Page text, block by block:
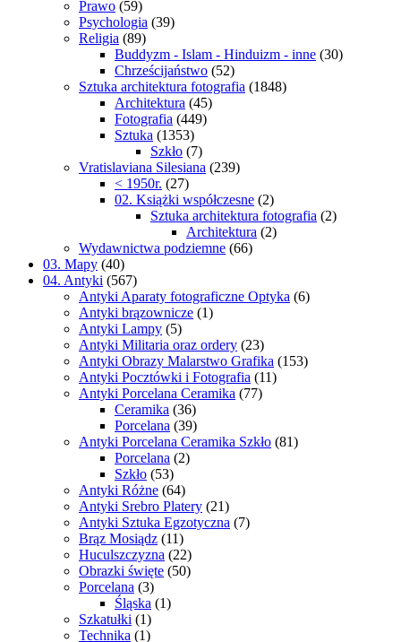
Prawo (59)
Psychologia (39)
Religia (89)
Buddyzm - Islam - Hinduizm - inne (30)
Chrześcijaństwo (52)
Sztuka architektura fotografia (1848)
Architektura (45)
Fotografia (449)
Sztuka (1353)
Szkło (7)
Vratislaviana Silesiana (239)
< 1950r. (27)
02. Książki współczesne (2)
Sztuka architektura fotografia (2)
Architektura (2)
Wydawnictwa podziemne (66)
03. Mapy (40)
04. Antyki (567)
Antyki Aparaty fotograficzne Optyka (6)
Antyki brązownicze (1)
Antyki Lampy (5)
Antyki Militaria oraz ordery (23)
Antyki Obrazy Malarstwo Grafika (153)
Antyki Pocztówki i Fotografia (11)
Antyki Porcelana Ceramika (77)
Ceramika (36)
Porcelana (39)
Antyki Porcelana Ceramika Szkło (81)
Porcelana (2)
Szkło (53)
Antyki Różne (64)
Antyki Srebro Platery (21)
Antyki Sztuka Egzotyczna (7)
Brąz Mosiądz (11)
Huculszczyzna (22)
Obrazki święte (50)
Porcelana (3)
Śląska (1)
Szkatułki (1)
Technika (1)